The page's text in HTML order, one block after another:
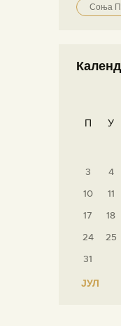
Соња
П У
3
4
10
11
17
18
24
25
31
« ЈУЛ